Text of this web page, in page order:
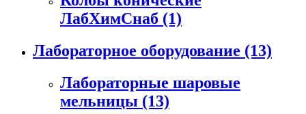
ЛабХимСнаб (1)
Лабораторное оборудование (13)
Лабораторные шаровые
мельницы (13)